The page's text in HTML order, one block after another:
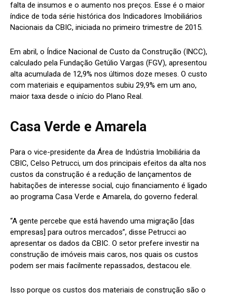
falta de insumos e o aumento nos preços. Esse é o maior
índice de toda série histórica dos Indicadores Imobiliários
Nacionais da CBIC, iniciada no primeiro trimestre de 2015.
Em abril, o Índice Nacional de Custo da Construção (INCC),
calculado pela Fundação Getúlio Vargas (FGV), apresentou
alta acumulada de 12,9% nos últimos doze meses. O custo
com materiais e equipamentos subiu 29,9% em um ano,
maior taxa desde o início do Plano Real.
Casa Verde e Amarela
Para o vice-presidente da Área de Indústria Imobiliária da
CBIC, Celso Petrucci, um dos principais efeitos da alta nos
custos da construção é a redução de lançamentos de
habitações de interesse social, cujo financiamento é ligado
ao programa Casa Verde e Amarela, do governo federal.
“A gente percebe que está havendo uma migração [das
empresas] para outros mercados”, disse Petrucci ao
apresentar os dados da CBIC. O setor prefere investir na
construção de imóveis mais caros, nos quais os custos
podem ser mais facilmente repassados, destacou ele.
Isso porque os custos dos materiais de construção são o